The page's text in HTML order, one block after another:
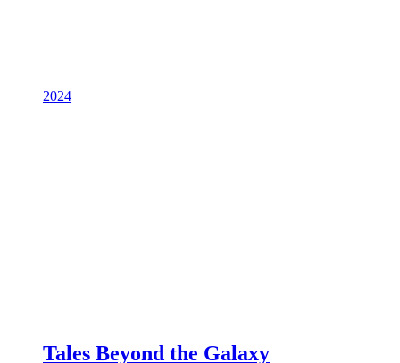
2024
Tales Beyond the Galaxy